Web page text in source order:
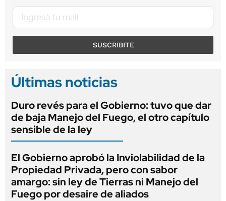
SUSCRIBITE
Últimas noticias
Duro revés para el Gobierno: tuvo que dar
de baja Manejo del Fuego, el otro capítulo
sensible de la ley
El Gobierno aprobó la Inviolabilidad de la
Propiedad Privada, pero con sabor
amargo: sin ley de Tierras ni Manejo del
Fuego por desaire de aliados